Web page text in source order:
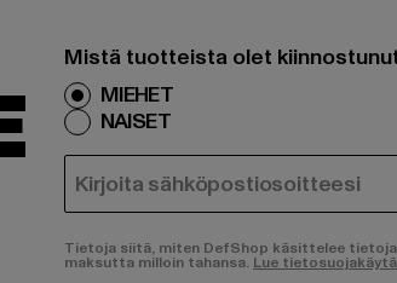
Mistä tuotteista olet
MIEHET
NAISET
SÄHKÖPOSTI
Tietoja siitä, miten DefShop käsittelee
maksutta milloin tahansa. Lue